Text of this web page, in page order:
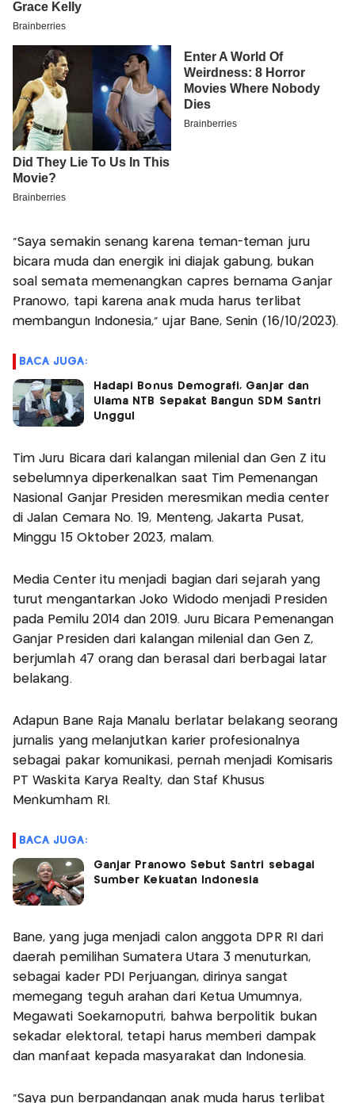
“Saya semakin senang karena teman-teman juru
bicara muda dan energik ini diajak gabung, bukan
soal semata memenangkan capres bernama Ganjar
Pranowo, tapi karena anak muda harus terlibat
membangun Indonesia,” ujar Bane, Senin (16/10/2023).
BACA JUGA:
Hadapi Bonus Demografi, Ganjar dan
Ulama NTB Sepakat Bangun SDM Santri
Unggul
Tim Juru Bicara dari kalangan milenial dan Gen Z itu
sebelumnya diperkenalkan saat Tim Pemenangan
Nasional Ganjar Presiden meresmikan media center
di Jalan Cemara No. 19, Menteng, Jakarta Pusat,
Minggu 15 Oktober 2023, malam.
Media Center itu menjadi bagian dari sejarah yang
turut mengantarkan Joko Widodo menjadi Presiden
pada Pemilu 2014 dan 2019. Juru Bicara Pemenangan
Ganjar Presiden dari kalangan milenial dan Gen Z,
berjumlah 47 orang dan berasal dari berbagai latar
belakang.
Adapun Bane Raja Manalu berlatar belakang seorang
jurnalis yang melanjutkan karier profesionalnya
sebagai pakar komunikasi, pernah menjadi Komisaris
PT Waskita Karya Realty, dan Staf Khusus
Menkumham RI.
BACA JUGA:
Ganjar Pranowo Sebut Santri sebagai
Sumber Kekuatan Indonesia
Bane, yang juga menjadi calon anggota DPR RI dari
daerah pemilihan Sumatera Utara 3 menuturkan,
sebagai kader PDI Perjuangan, dirinya sangat
memegang teguh arahan dari Ketua Umumnya,
Megawati Soekarnoputri, bahwa berpolitik bukan
sekadar elektoral, tetapi harus memberi dampak
dan manfaat kepada masyarakat dan Indonesia.
“Saya pun berpandangan anak muda harus terlibat